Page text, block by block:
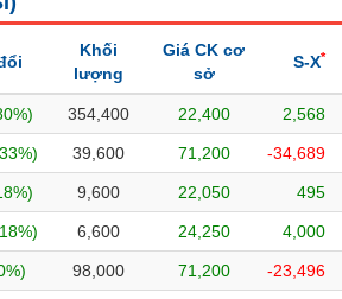
Khối
lượng
Giá CK cơ
sở
S-X*
354,400 22,400 2,568
39,600 71,200 -34,689
9,600 22,050 495
6,600 24,250 4,000
98,000 71,200 -23,496